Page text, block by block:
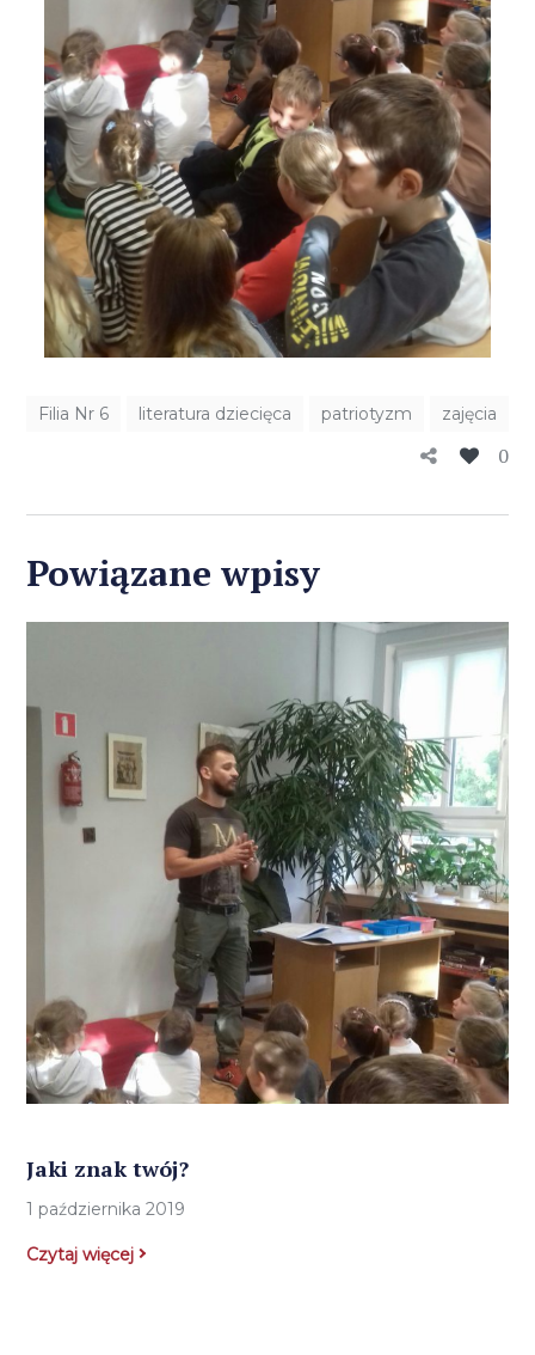
Filia Nr 6 literatura dziecięca patriotyzm zajęcia
0
Powiązane wpisy
Jaki znak twój?
1 października 2019
Czytaj więcej